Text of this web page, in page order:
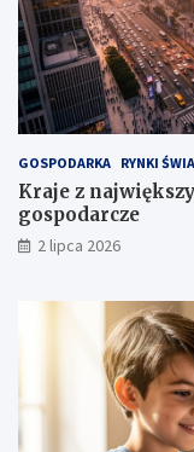
GOSPODARKA RYNKI
Kraje z
gospodarcze
2 lipca 2026